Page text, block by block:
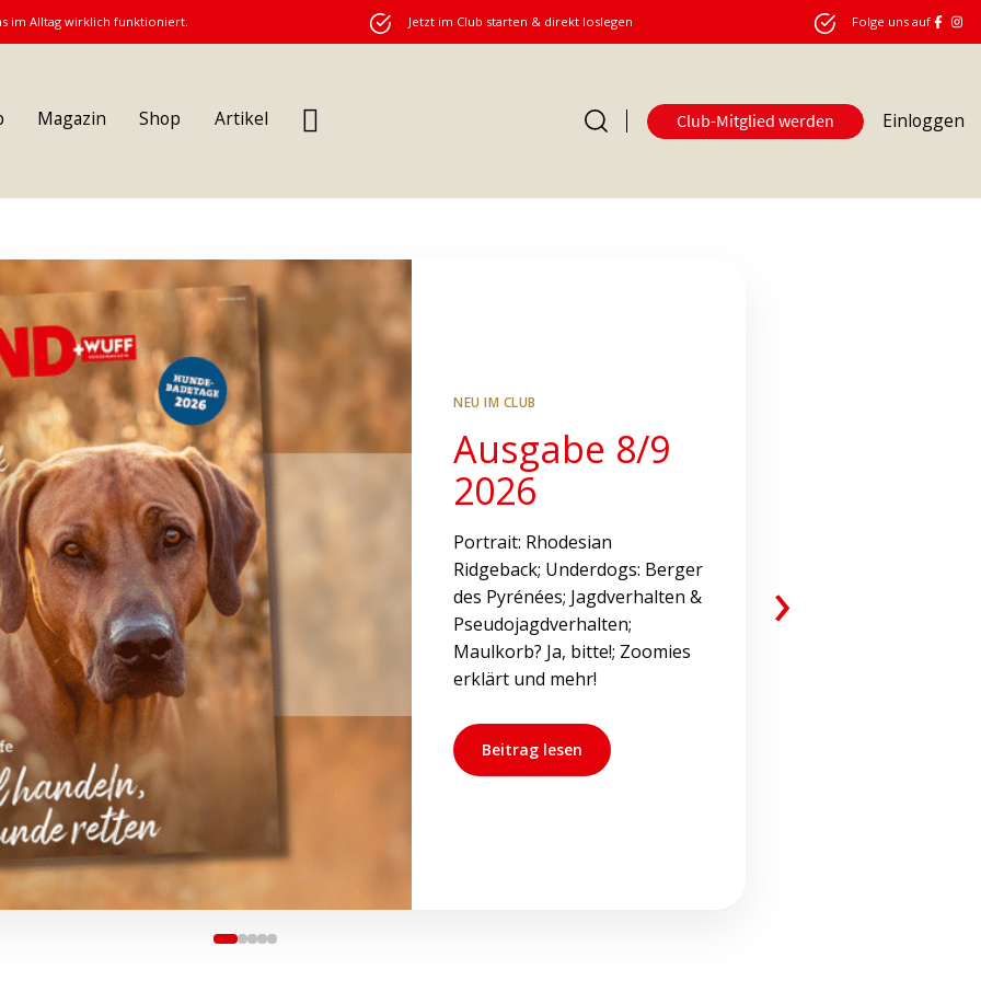
im Alltag wirklich funktioniert. Jetzt im Club starten & direkt loslegen Folge uns auf
Magazin Shop Artikel Club-Mitglied werden Einloggen
NEU IM CLUB
Ausgabe 8/9
2026
Portrait: Rhodesian
Ridgeback; Underdogs: Berger
des Pyrénées; Jagdverhalten &
Pseudojagdverhalten;
Maulkorb? Ja, bitte!; Zoomies
erklärt und mehr!
Beitrag lesen
›